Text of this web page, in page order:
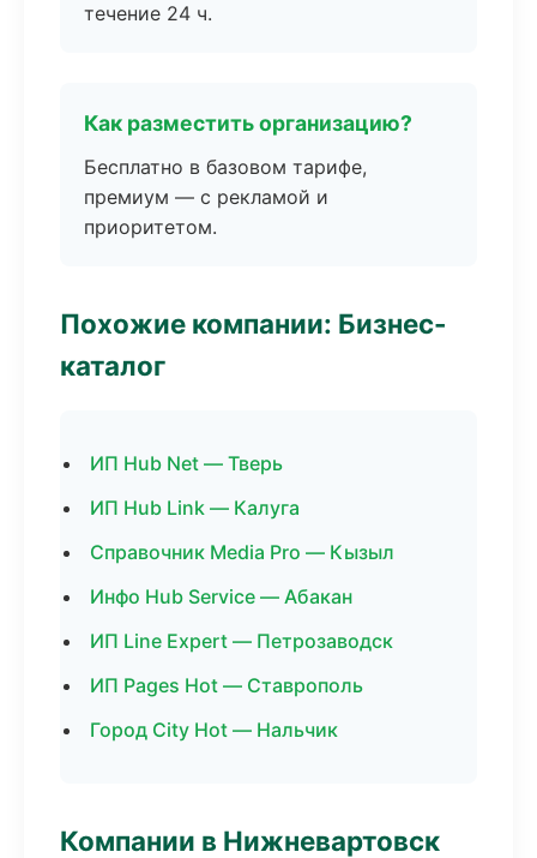
течение 24 ч.
Как разместить организацию?
Бесплатно в базовом тарифе,
премиум — с рекламой и
приоритетом.
Похожие компании: Бизнес-
каталог
ИП Hub Net — Тверь
ИП Hub Link — Калуга
Справочник Media Pro — Кызыл
Инфо Hub Service — Абакан
ИП Line Expert — Петрозаводск
ИП Pages Hot — Ставрополь
Город City Hot — Нальчик
Компании в Нижневартовск